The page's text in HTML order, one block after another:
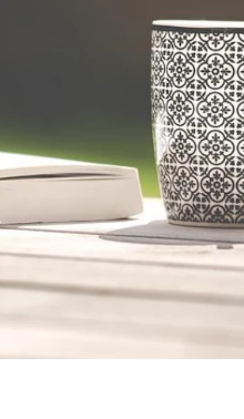
инвестиций. Рынок
края замедлился, но